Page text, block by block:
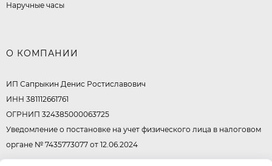
Наручные часы
О КОМПАНИИ
ИП Сапрыкин Денис Ростиславович
ИНН 381112661761
ОГРНИП 324385000063725
Уведомление о постановке на учет физического лица в налоговом
органе № 7435773077 от 12.06.2024